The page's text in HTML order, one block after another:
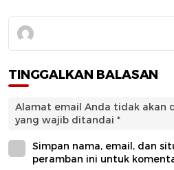
TINGGALKAN BALASAN
Alamat email Anda tidak akan
yang wajib ditandai *
Simpan nama, email, dan
peramban ini untuk